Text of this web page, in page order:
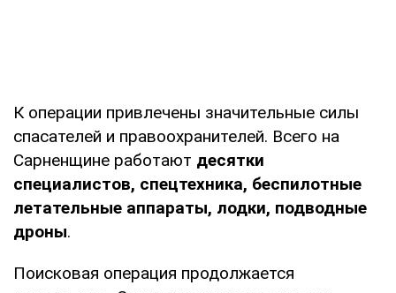
К операции привлечены значительные силы
спасателей и правоохранителей. Всего на
Сарненщине работают десятки
специалистов, спецтехника, беспилотные
летательные аппараты, лодки, подводные
дроны.
Поисковая операция продолжается